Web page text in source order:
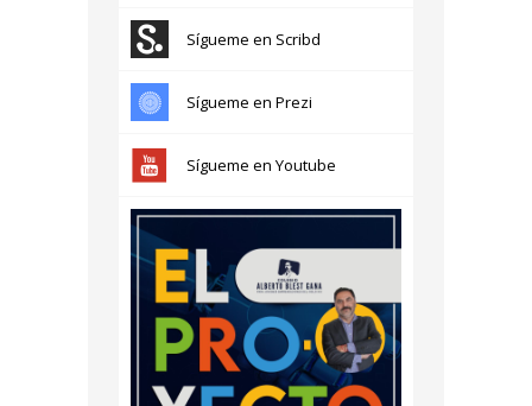
Sígueme en Scribd
Sígueme en Prezi
Sígueme en Youtube